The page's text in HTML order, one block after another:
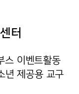
터
스 이벤트활동
년 제공용 교구